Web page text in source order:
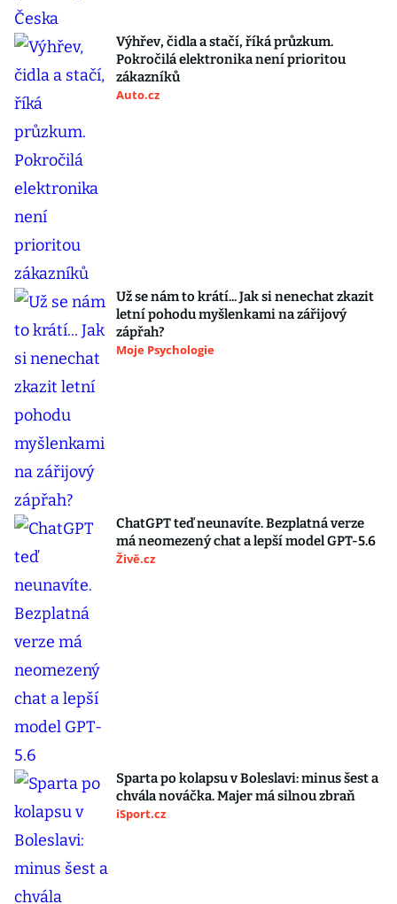
Výhřev, čidla a stačí, říká průzkum.
Pokročilá elektronika není prioritou
zákazníků
Auto.cz
Už se nám to krátí... Jak si nenechat zkazit
letní pohodu myšlenkami na zářijový
zápřah?
Moje Psychologie
ChatGPT teď neunavíte. Bezplatná verze
má neomezený chat a lepší model GPT-5.6
Živě.cz
Sparta po kolapsu v Boleslavi: minus šest a
chvála nováčka. Majer má silnou zbraň
iSport.cz